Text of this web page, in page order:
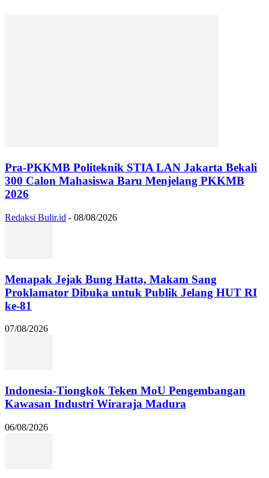
Pra-PKKMB Politeknik STIA LAN Jakarta Bekali
300 Calon Mahasiswa Baru Menjelang PKKMB
2026
Redaksi Bulir.id - 08/08/2026
Menapak Jejak Bung Hatta, Makam Sang
Proklamator Dibuka untuk Publik Jelang HUT RI
ke-81
07/08/2026
Indonesia-Tiongkok Teken MoU Pengembangan
Kawasan Industri Wiraraja Madura
06/08/2026